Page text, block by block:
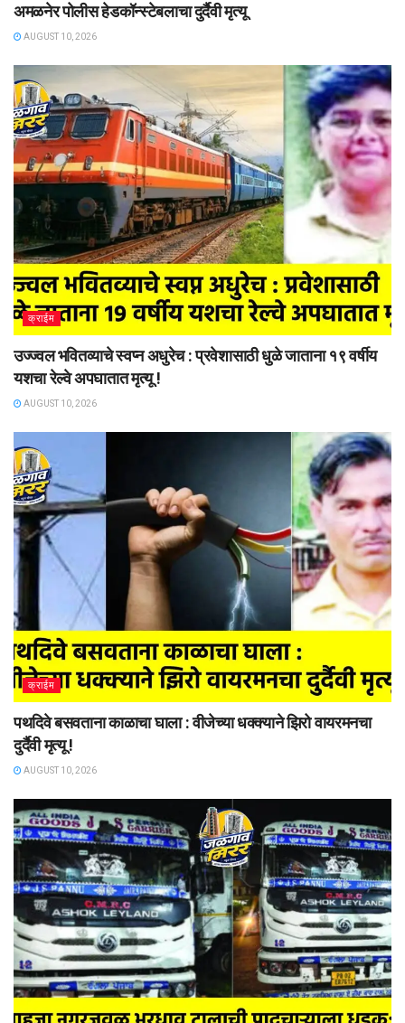
अमळनेर पोलीस हेडकॉन्स्टेबलाचा दुर्दैवी मृत्यू
AUGUST 10, 2026
क्राईम
उज्ज्वल भवितव्याचे स्वप्न अधुरेच : प्रवेशासाठी धुळे जाताना १९ वर्षीय
यशचा रेल्वे अपघातात मृत्यू !
AUGUST 10, 2026
क्राईम
पथदिवे बसवताना काळाचा घाला : वीजेच्या धक्क्याने झिरो वायरमनचा
दुर्दैवी मृत्यू !
AUGUST 10, 2026